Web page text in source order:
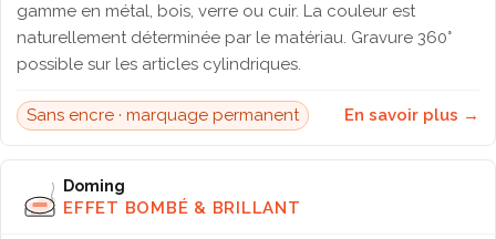
gamme en métal, bois, verre ou cuir. La couleur est
naturellement déterminée par le matériau. Gravure 360°
possible sur les articles cylindriques.
Sans encre · marquage permanent En savoir plus →
Doming
EFFET BOMBÉ & BRILLANT